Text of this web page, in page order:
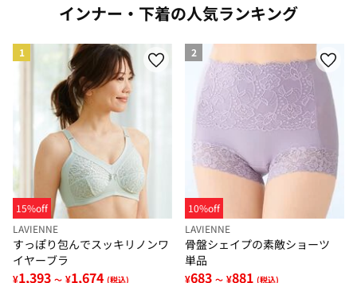
インナー・下着の人気ランキング
1
15%off
LAVIENNE
すっぽり包んでスッキリノンワ
イヤーブラ
¥1,393 ～ ¥1,674 (税込)
2
10%off
LAVIENNE
骨盤シェイプの素敵ショーツ
単品
¥683 ～ ¥881 (税込)